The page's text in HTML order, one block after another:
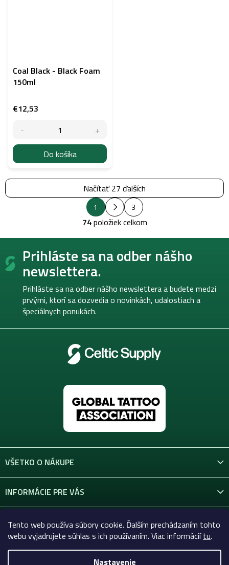
Tento web používa súbory cookie. Ďalším prechádzaním tohto
webu vyjadrujete súhlas s ich používaním. Viac informáciítu.
Nastavenie
Coal Black - Black Foam
150ml
€12,53
Do košíka
O
v
l
á
a
e
p
r
ý
p
s
Načítať 27 ďalších
S
t
r
á
n
o
v
i
e
1 3
74položiek celkom
Z
Prihláste sa na odber nášho
newslettera.
Prihláste sa na odber nášho newslettera a budete medzi
prvými, ktorí sa dozvedia o novinkách, udalostiach a
špeciálnych ponukách.
VŠETKO O NÁKUPE
INFORMÁCIE PRE VÁS
KONTAKT